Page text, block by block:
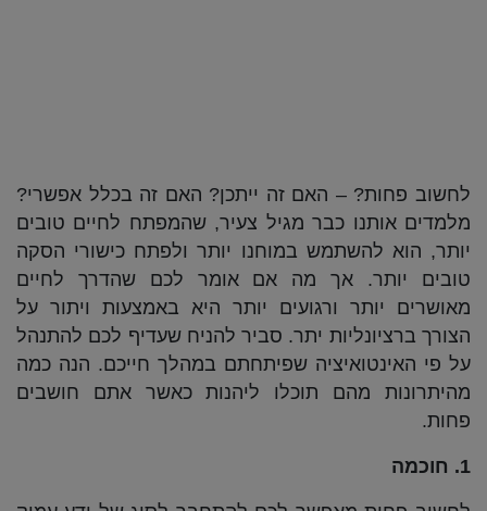
לחשוב פחות? – האם זה ייתכן? האם זה בכלל אפשרי?
מלמדים אותנו כבר מגיל צעיר, שהמפתח לחיים טובים
יותר, הוא להשתמש במוחנו יותר ולפתח כישורי הסקה
טובים יותר. אך מה אם אומר לכם שהדרך לחיים
מאושרים יותר ורגועים יותר היא באמצעות ויתור על
הצורך ברציונליות יתר. סביר להניח שעדיף לכם להתנהל
על פי האינטואיציה שפיתחתם במהלך חייכם. הנה כמה
מהיתרונות מהם תוכלו ליהנות כאשר אתם חושבים
פחות.
1. חוכמה